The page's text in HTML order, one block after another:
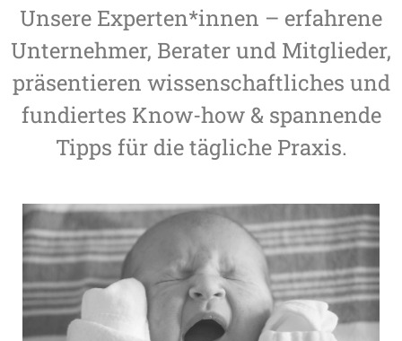
Unsere Experten*innen – erfahrene
Unternehmer, Berater und Mitglieder,
präsentieren wissenschaftliches und
fundiertes Know-how & spannende
Tipps für die tägliche Praxis.